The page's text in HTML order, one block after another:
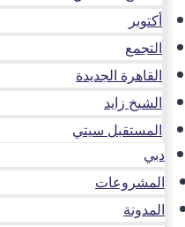
أكتوبر
التجمع
القاهرة الجديدة
الشيخ زايد
المستقبل سيتي
دبي
المشروعات
المدونة